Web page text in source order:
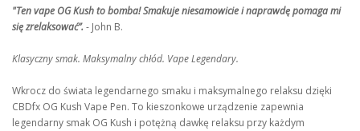
"Ten vape OG Kush to bomba!Smakuje niesamowicie i naprawdę pomaga mi
się zrelaksować”. - John B.
Klasyczny smak. Maksymalny chłód. Vape Legendary.
Wkrocz do świata legendarnego smaku i maksymalnego relaksu dzięki
CBDfx OG Kush Vape Pen. To kieszonkowe urządzenie zapewnia
legendarny smak OG Kush i potężną dawkę relaksu przy każdym